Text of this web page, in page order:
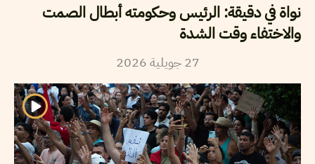
نواة في دقيقة: الرئيس وحكومته أبطال الصمت
والاختفاء وقت الشدة
27 جويلية2026